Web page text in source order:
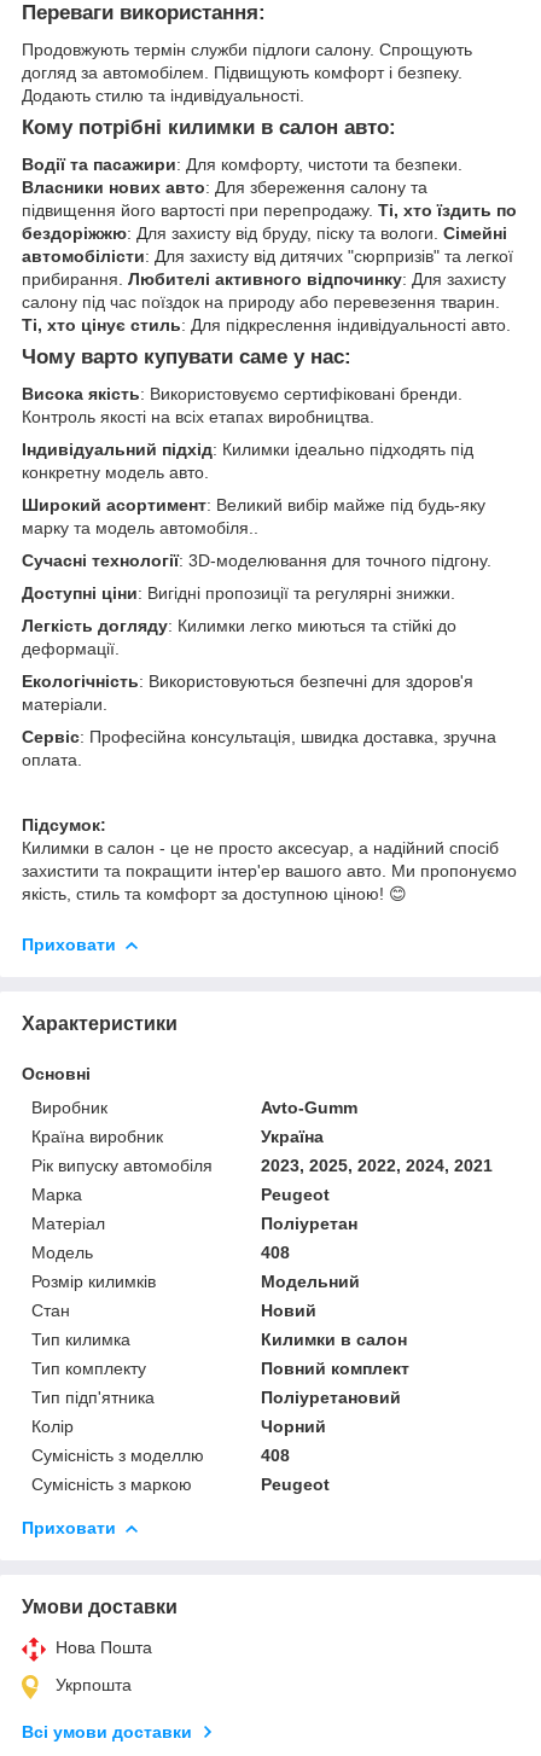
Переваги використання:
Продовжують термін служби підлоги салону. Спрощують
догляд за автомобілем. Підвищують комфорт і безпеку.
Додають стилю та індивідуальності.
Кому потрібні килимки в салон авто:
Водії та пасажири: Для комфорту, чистоти та безпеки.
Власники нових авто: Для збереження салону та
підвищення його вартості при перепродажу. Ті, хто їздить по
бездоріжжю: Для захисту від бруду, піску та вологи. Сімейні
автомобілісти: Для захисту від дитячих "сюрпризів" та легкої
прибирання. Любителі активного відпочинку: Для захисту
салону під час поїздок на природу або перевезення тварин.
Ті, хто цінує стиль: Для підкреслення індивідуальності авто.
Чому варто купувати саме у нас:
Висока якість: Використовуємо сертифіковані бренди.
Контроль якості на всіх етапах виробництва.
Індивідуальний підхід: Килимки ідеально підходять під
конкретну модель авто.
Широкий асортимент: Великий вибір майже під будь-яку
марку та модель автомобіля..
Сучасні технології: 3D-моделювання для точного підгону.
Доступні ціни: Вигідні пропозиції та регулярні знижки.
Легкість догляду: Килимки легко миються та стійкі до
деформації.
Екологічність: Використовуються безпечні для здоров'я
матеріали.
Сервіс: Професійна консультація, швидка доставка, зручна
оплата.
Підсумок:
Килимки в салон - це не просто аксесуар, а надійний спосіб
захистити та покращити інтер'ер вашого авто. Ми пропонуємо
якість, стиль та комфорт за доступною ціною! 😊
Приховати
Характеристики
Основні
Виробник
Avto-Gumm
Країна виробник
Україна
Рік випуску автомобіля
2023, 2025, 2022, 2024, 2021
Марка
Peugeot
Матеріал
Поліуретан
Модель
408
Розмір килимків
Модельний
Стан
Новий
Тип килимка
Килимки в салон
Тип комплекту
Повний комплект
Тип підп'ятника
Поліуретановий
Колір
Чорний
Сумісність з моделлю
408
Сумісність з маркою
Peugeot
Приховати
Умови доставки
Нова Пошта
Укрпошта
Всі умови доставки